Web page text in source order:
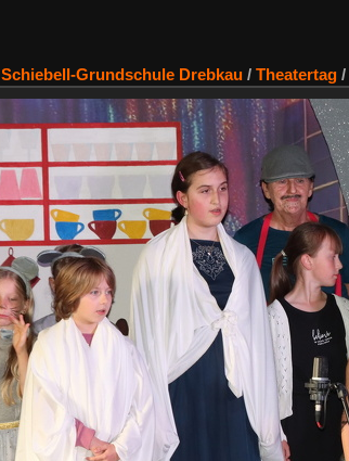
Schiebell-Grundschule Drebkau / Theatertag /